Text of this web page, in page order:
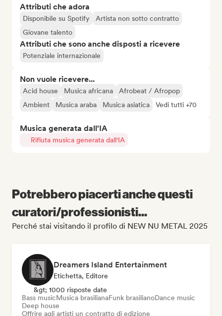
Attributi che adora
Disponibile su Spotify
Artista non sotto contratto
Giovane talento
Attributi che sono anche disposti a ricevere
Potenziale internazionale
Non vuole ricevere...
Acid house Musica africana
Afrobeat / Afropop
Ambient
Musica araba Musica asiatica Vedi tutti +70
Musica generata dall'IA
Rifiuta musica generata dall'IA
Potrebbero piacerti anche questi
curatori/professionisti...
Perché stai visitando il profilo di NEW NU METAL 2025
Dreamers Island Entertainment
Etichetta, Editore
&gt; 1000 risposte date
Bass musicMusica brasilianaFunk brasilianoDance music
Deep house
Offrire agli artisti un contratto di edizione